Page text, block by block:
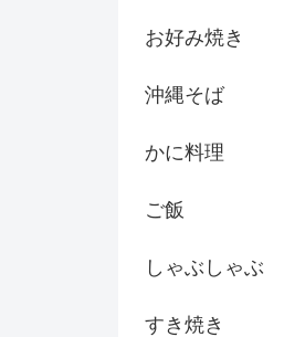
お好み焼き
沖縄そば
かに料理
ご飯
しゃぶしゃぶ
すき焼き